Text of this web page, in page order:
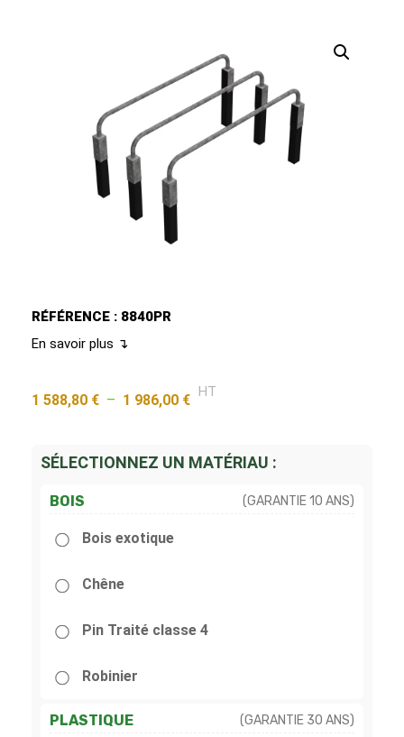
RÉFÉRENCE : 8840PR
En savoir plus ↴
1 588,80 € – 1 986,00 € HT
SÉLECTIONNEZ UN MATÉRIAU :
BOIS (GARANTIE 10 ANS)
Bois exotique
Chêne
Pin Traité classe 4
Robinier
PLASTIQUE (GARANTIE 30 ANS)